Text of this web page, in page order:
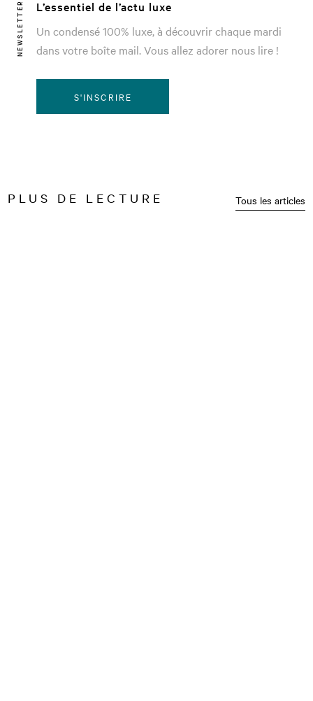
NEWSLETTER
L’essentiel de l’actu luxe
Un condensé 100% luxe, à découvrir chaque mardi
dans votre boîte mail. Vous allez adorer nous lire !
S'INSCRIRE
PLUS DE LECTURE Tous les articles